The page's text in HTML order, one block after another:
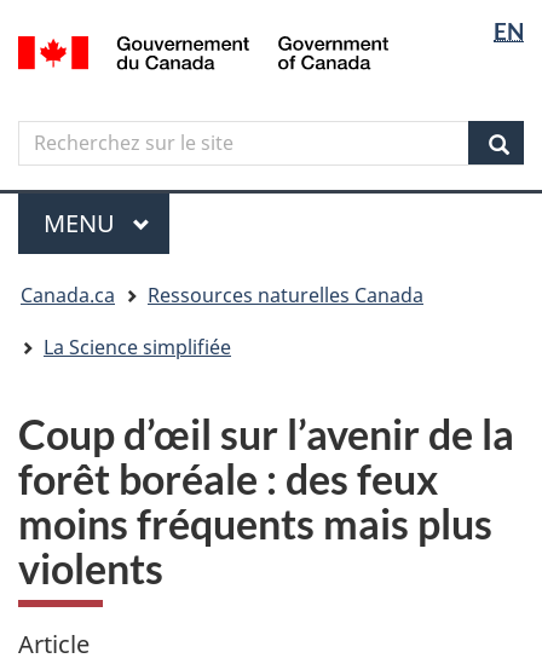
Aller
au
principal
Skip
to
government"
Passer
à
version
simplifiée
langue
EN
Canada
Search
Recherchez
sur
le
site
Menu
MENU PRINCIPAL
êtes
ici
Canada.ca
Ressources naturelles Canada
La Science simplifiée
Coup d’œil sur l’avenir de la
forêt boréale : des feux
moins fréquents mais plus
violents
Article